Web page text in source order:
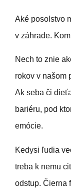
Aké posolstvo
v záhrade.
Nech to znie
rokov v našom
Ak seba či
bariéru, pod
emócie.
Kedysi ľudia
treba k nemu
odstup. Čierna